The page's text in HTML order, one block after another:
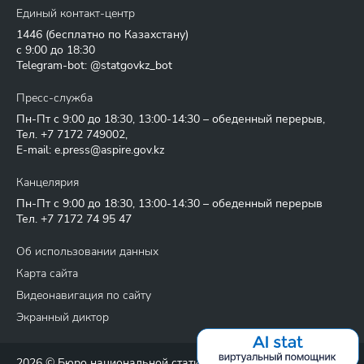
Единый контакт-центр
1446 (бесплатно по Казахстану)
с 9:00 до 18:30
Telegram-bot: @statgovkz_bot
Пресс-служба
Пн-Пт с 9:00 до 18:30, 13:00-14:30 – обеденный перерыв,
Тел. +7 7172 749002,
E-mail: e.press@aspire.gov.kz
Канцелярия
Пн-Пт с 9:00 до 18:30, 13:00-14:30 – обеденный перерыв
Тел. +7 7172 74 95 47
Об использовании данных
Карта сайта
Видеонавигация по сайту
Экранный диктор